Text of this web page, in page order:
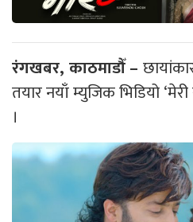
रंगखबर, काठमाडौँ –
तयार नयाँ म्युजिक भिडियो
।